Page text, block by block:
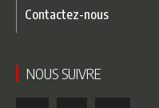
Contactez-nous
NOUS SUIVRE